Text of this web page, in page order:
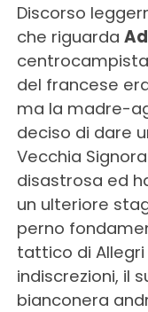
Discorso
che riguarda
del francese
ma la madre-
deciso di dare
Vecchia
disastrosa ed
un ulteriore
perno
tattico di
indiscrezioni, il
bianconera